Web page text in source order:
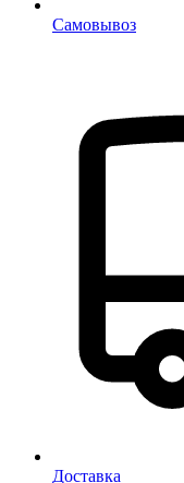
Самовывоз
Доставка